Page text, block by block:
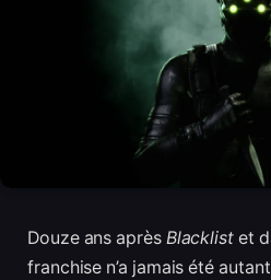
Douze ans après Blacklist et
franchise n’a jamais été